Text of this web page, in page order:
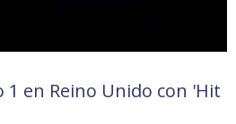
1 en Reino Unido con 'Hit